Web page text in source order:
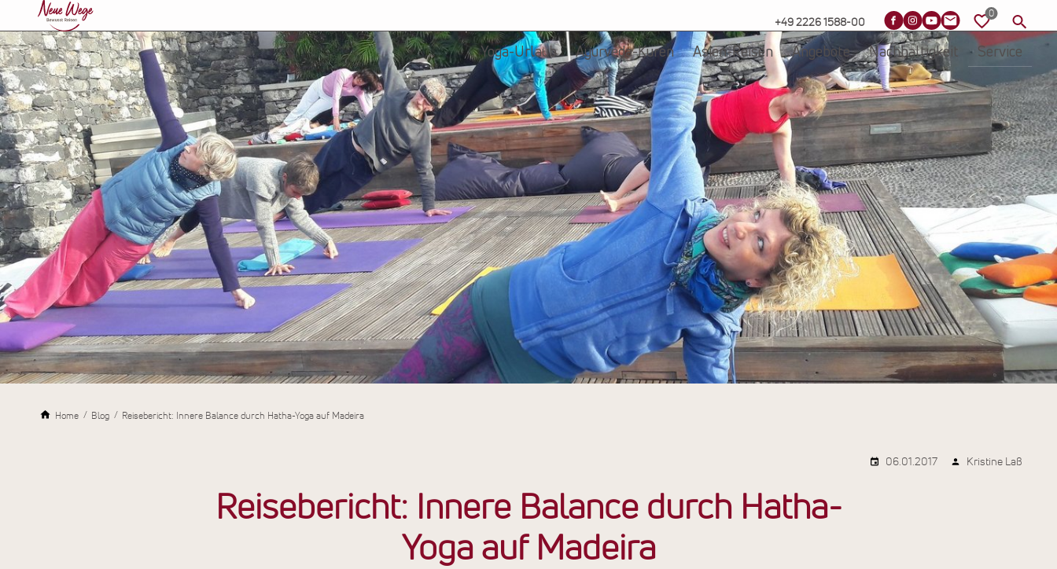
+49 2226 1588-00
Yoga-Urlaub Ayurveda-Kuren Asien-Reisen Angebote Nachhaltigkeit Service
Home Blog Reisebericht: Innere Balance durch Hatha-Yoga auf Madeira
06.01.2017 Kristine Laß
Reisebericht: Innere Balance durch Hatha-
Yoga auf Madeira